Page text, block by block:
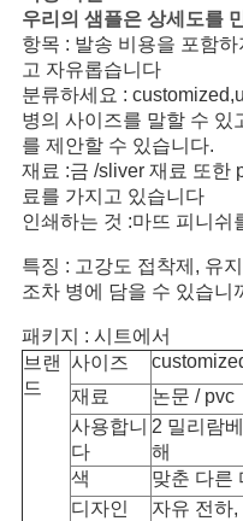
경
우
사
이
트
맵
PRIVACY
POLICY
우리의 샘플은 상세도를
항목 : 발송 비용을 포함
고 자유롭습니다
분류하세요 :
병의 사이즈를 말할 수 있
를 제안할 수 있습니다.
재료 :금 /sliver 재료 또한
료를 가지고 있습니다
인쇄하는 것 :마뜨 피니쉬
특징 : 고강도 접착제, 유
조차 병에 담을 수 있습니
패키지 : 시트에서
브랜
드
사이즈
재료
논문 / pvc
사용합니
다
2 밀리람
해
색
맞춘 다른
디자인
자유 전하